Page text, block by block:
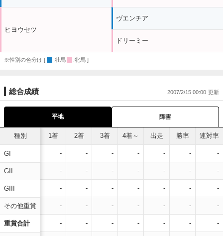
ヒヨウセツ
ヴエンチア
ドリーミー
※性別の色分け [ :牡馬 :牝馬 ]
総合成績 2007/2/15 00:00
平地 障害
種別
GI
GII
GIII
その他重賞
重賞合計
1着 2着 3着 4着～ 出走 勝率 連対率
- - - - - - -
- - - - - - -
- - - - - - -
- - - - - - -
- - - - - - -